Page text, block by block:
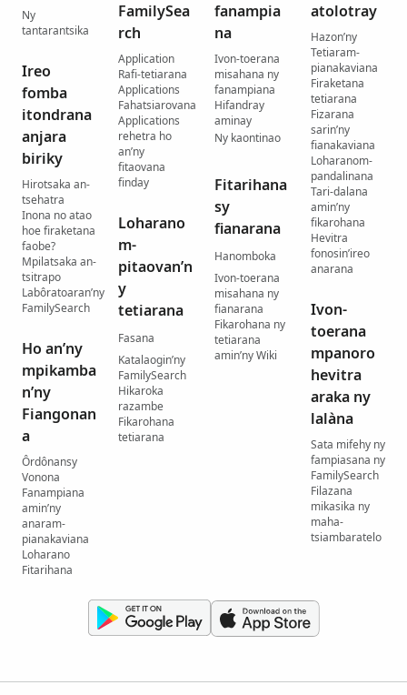
Ny
tantarantsika
Ireo
fomba
itondrana
anjara
biriky
Hirotsaka an-
tsehatra
Inona no atao
hoe firaketana
faobe?
Mpilatsaka an-
tsitrapo
Labôratoaran’ny
FamilySearch
Ho an’ny
mpikamba
n’ny
Fiangonan
a
Ôrdônansy
Vonona
Fanampiana
amin’ny
anaram-
pianakaviana
Loharano
Fitarihana
FamilySea
rch
Application
Rafi-tetiarana
Applications
Fahatsiarovana
Applications
rehetra ho
an’ny
fitaovana
finday
Loharano
m-
pitaovan’n
y
tetiarana
Fasana
Katalaogin’ny
FamilySearch
Hikaroka
razambe
Fikarohana
tetiarana
fanampia
na
Ivon-toerana
misahana ny
fanampiana
Hifandray
aminay
Ny kaontinao
Fitarihana
sy
fianarana
Hanomboka
Ivon-toerana
misahana ny
fianarana
Fikarohana ny
tetiarana
amin’ny Wiki
atolotray
Hazon’ny
Tetiaram-
pianakaviana
Firaketana
tetiarana
Fizarana
sarin’ny
fianakaviana
Loharanom-
pandalinana
Tari-dalana
amin’ny
fikarohana
Hevitra
fonosin’ireo
anarana
Ivon-
toerana
mpanoro
hevitra
araka ny
lalàna
Sata mifehy ny
fampiasana ny
FamilySearch
Filazana
mikasika ny
maha-
tsiambaratelo